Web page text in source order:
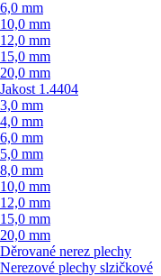
6,0 mm
10,0 mm
12,0 mm
15,0 mm
20,0 mm
Jakost 1.4404
3,0 mm
4,0 mm
6,0 mm
5,0 mm
8,0 mm
10,0 mm
12,0 mm
15,0 mm
20,0 mm
Děrované nerez plechy
Nerezové plechy slzičkové